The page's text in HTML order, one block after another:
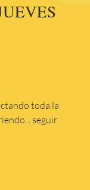
toda la
seguir